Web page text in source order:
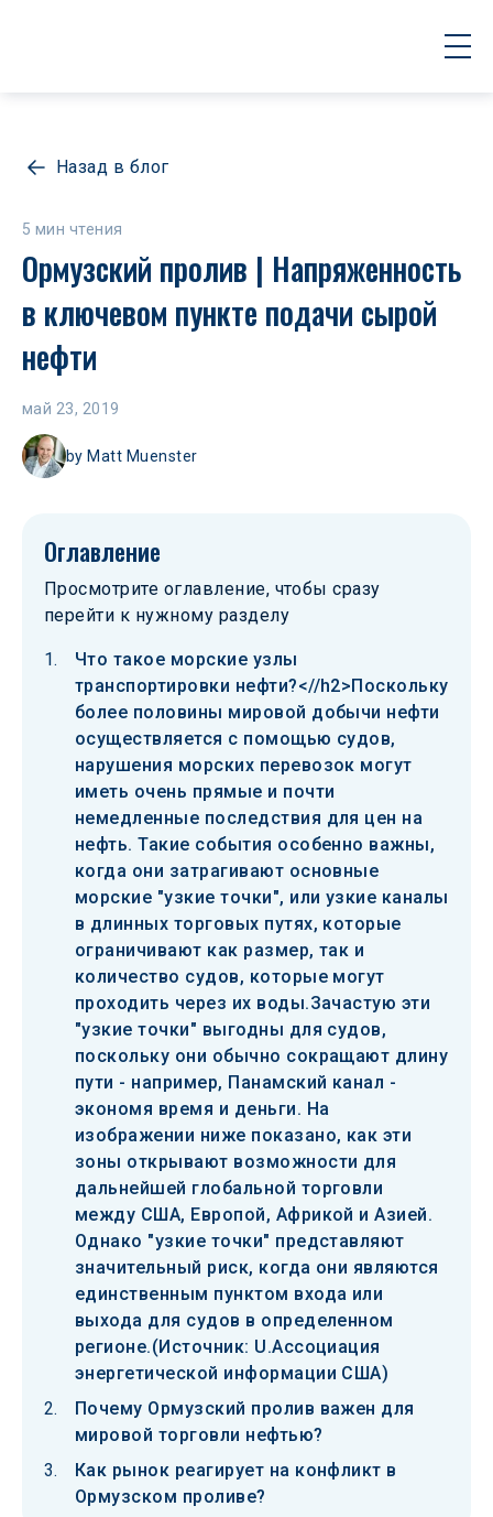
Назад в блог
5 мин чтения
Ормузский пролив | Напряженность
в ключевом пункте подачи сырой
нефти
май 23, 2019
by Matt Muenster
Оглавление
Просмотрите оглавление, чтобы сразу
перейти к нужному разделу
Что такое морские узлы
транспортировки нефти?<//h2>Поскольку
более половины мировой добычи нефти
осуществляется с помощью судов,
нарушения морских перевозок могут
иметь очень прямые и почти
немедленные последствия для цен на
нефть. Такие события особенно важны,
когда они затрагивают основные
морские "узкие точки", или узкие каналы
в длинных торговых путях, которые
ограничивают как размер, так и
количество судов, которые могут
проходить через их воды.Зачастую эти
"узкие точки" выгодны для судов,
поскольку они обычно сокращают длину
пути - например, Панамский канал -
экономя время и деньги. На
изображении ниже показано, как эти
зоны открывают возможности для
дальнейшей глобальной торговли
между США, Европой, Африкой и Азией.
Однако "узкие точки" представляют
значительный риск, когда они являются
единственным пунктом входа или
выхода для судов в определенном
регионе.(Источник: U.Ассоциация
энергетической информации США)
Почему Ормузский пролив важен для
мировой торговли нефтью?
Как рынок реагирует на конфликт в
Ормузском проливе?